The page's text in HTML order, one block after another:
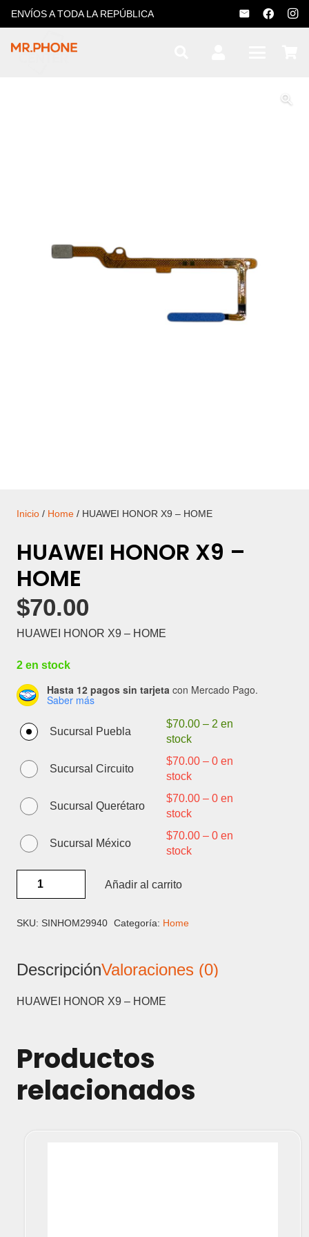
ENVÍOS A TODA LA REPÚBLICA
Inicio / Home / HUAWEI HONOR X9 – HOME
HUAWEI HONOR X9 –
HOME
$70.00
HUAWEI HONOR X9 – HOME
2 en stock
Hasta 12 pagos sin tarjeta con Mercado Pago.
Saber más
Sucursal Puebla
$70.00 – 2 en
stock
Sucursal Circuito
$70.00 –0 en
stock
Sucursal Querétaro
$70.00 –0 en
stock
Sucursal México
$70.00 –0 en
stock
HONOR
-
Añadir al carrito
SKU: SINHOM29940 Categoría: Home
DescripciónValoraciones (0)
HUAWEI HONOR X9 – HOME
Productos
relacionados